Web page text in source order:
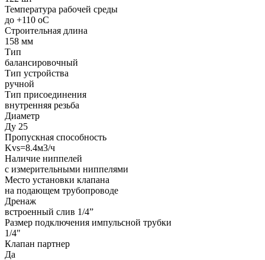
Температура рабочей среды
до +110 oC
Строительная длина
158 мм
Тип
балансировочный
Тип устройства
ручной
Тип присоединения
внутренняя резьба
Диаметр
Ду 25
Пропускная способность
Kvs=8.4м3/ч
Наличие ниппелей
с измерительными ниппелями
Место установки клапана
на подающем трубопроводе
Дренаж
встроенный слив 1/4”
Размер подключения импульсной трубки
1/4"
Клапан партнер
Да